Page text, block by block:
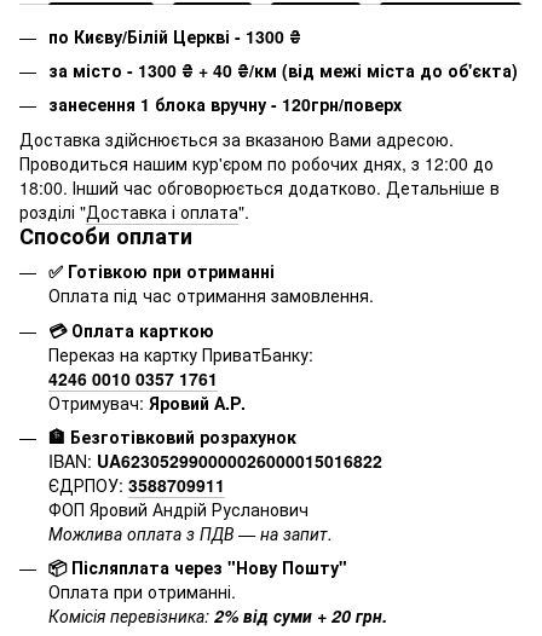
по Києву/Білій Церкві - 1300 ₴
за місто - 1300 ₴ + 40 ₴/км (від межі міста до об'єкта)
занесення 1 блока вручну - 120грн/поверх
Доставка здійснюється за вказаною Вами адресою.
Проводиться нашим кур'єром по робочих днях, з 12:00 до
18:00. Інший час обговорюється додатково. Детальніше в
розділі "Доставка і оплата".
Способи оплати
✅ Готівкою при отриманні
Оплата під час отримання замовлення.
💳 Оплата карткою
Переказ на картку ПриватБанку:
4246 0010 0357 1761
Отримувач: Яровий А.Р.
🏦 Безготівковий розрахунок
IBAN: UA623052990000026000015016822
ЄДРПОУ: 3588709911
ФОП Яровий Андрій Русланович
Можлива оплата з ПДВ — на запит.
📦 Післяплата через "Нову Пошту"
Оплата при отриманні.
Комісія перевізника: 2% від суми + 20 грн.